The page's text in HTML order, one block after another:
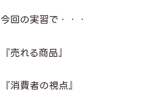
今回の実習で・・・
『売れる商品』
『消費者の視点』